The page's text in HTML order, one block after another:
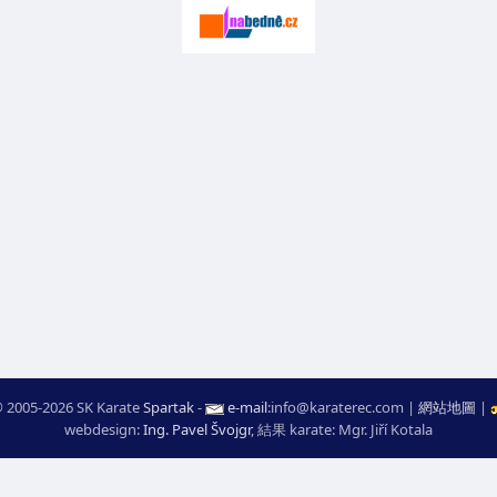
2026 SK KarateSpartak- e-mail:moc.ceretarak@ofni | 網站地圖 |
webdesign:Ing. Pavel Švojgr,結果 karate: Mgr. Jiří Kotala